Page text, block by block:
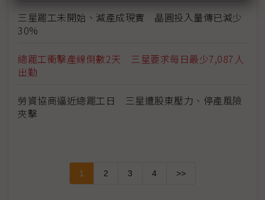
三星罷工未開始、減產成現實 晶圓投入量傳已減少
30%
總罷工衝擊產線倒數2天 三星要求每日最少7,087人
出勤
勞資協商逼近總罷工日 三星遭股東壓力、停產風險
夾擊
1 2 3 4 >>